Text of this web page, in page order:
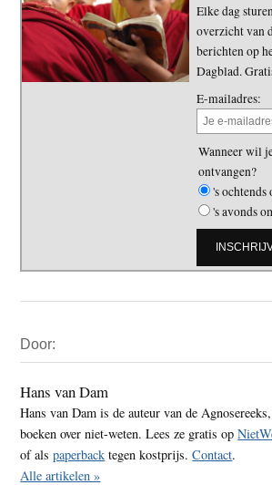
Elke dag
overzicht van
berichten op
Dagblad.
E-mailadres:
Wanneer wil
ontvangen?
's ochtends
's avonds
Sidebar
Door:
Hans van Dam
Hans van Dam is de auteur van de
boeken over niet-weten. Lees ze gratis op
of alspaperback tegen kostprijs.Contact.
Alle artikelen »